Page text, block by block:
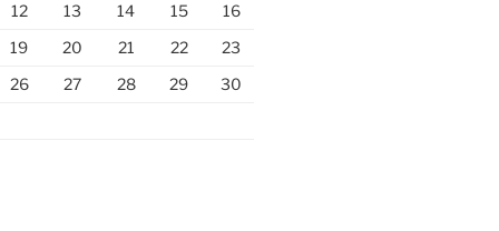
12 13 14 15
16
19 20 21 22
23
26 27 28 29
30